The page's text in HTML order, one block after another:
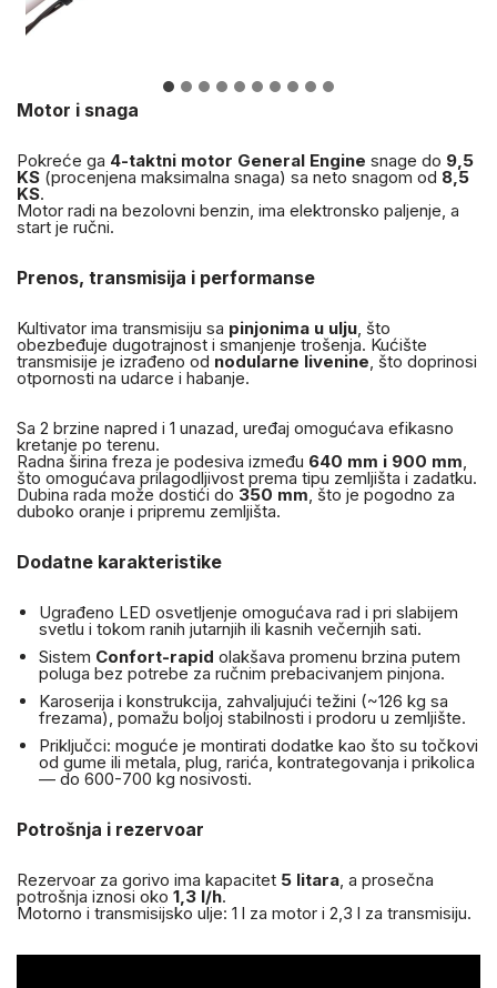
Motor i snaga
Pokreće ga 4-taktni motor General Engine snage do 9,5
KS (procenjena maksimalna snaga) sa neto snagom od 8,5
KS.
Motor radi na bezolovni benzin, ima elektronsko paljenje, a
start je ručni.
Prenos, transmisija i performanse
Kultivator ima transmisiju sa pinjonima u ulju, što
obezbeđuje dugotrajnost i smanjenje trošenja. Kućište
transmisije je izrađeno od nodularne livenine, što doprinosi
otpornosti na udarce i habanje.
Sa 2 brzine napred i 1 unazad, uređaj omogućava efikasno
kretanje po terenu.
Radna širina freza je podesiva između 640 mm i 900 mm,
što omogućava prilagodljivost prema tipu zemljišta i zadatku.
Dubina rada može dostići do 350 mm, što je pogodno za
duboko oranje i pripremu zemljišta.
Dodatne karakteristike
Ugrađeno LED osvetljenje omogućava rad i pri slabijem
svetlu i tokom ranih jutarnjih ili kasnih večernjih sati.
Sistem Confort-rapid olakšava promenu brzina putem
poluga bez potrebe za ručnim prebacivanjem pinjona.
Karoserija i konstrukcija, zahvaljujući težini (~126 kg sa
frezama), pomažu boljoj stabilnosti i prodoru u zemljište.
Priključci: moguće je montirati dodatke kao što su točkovi
od gume ili metala, plug, rarića, kontrategovanja i prikolica
— do 600-700 kg nosivosti.
Potrošnja i rezervoar
Rezervoar za gorivo ima kapacitet 5 litara, a prosečna
potrošnja iznosi oko 1,3 l/h.
Motorno i transmisijsko ulje: 1 l za motor i 2,3 l za transmisiju.